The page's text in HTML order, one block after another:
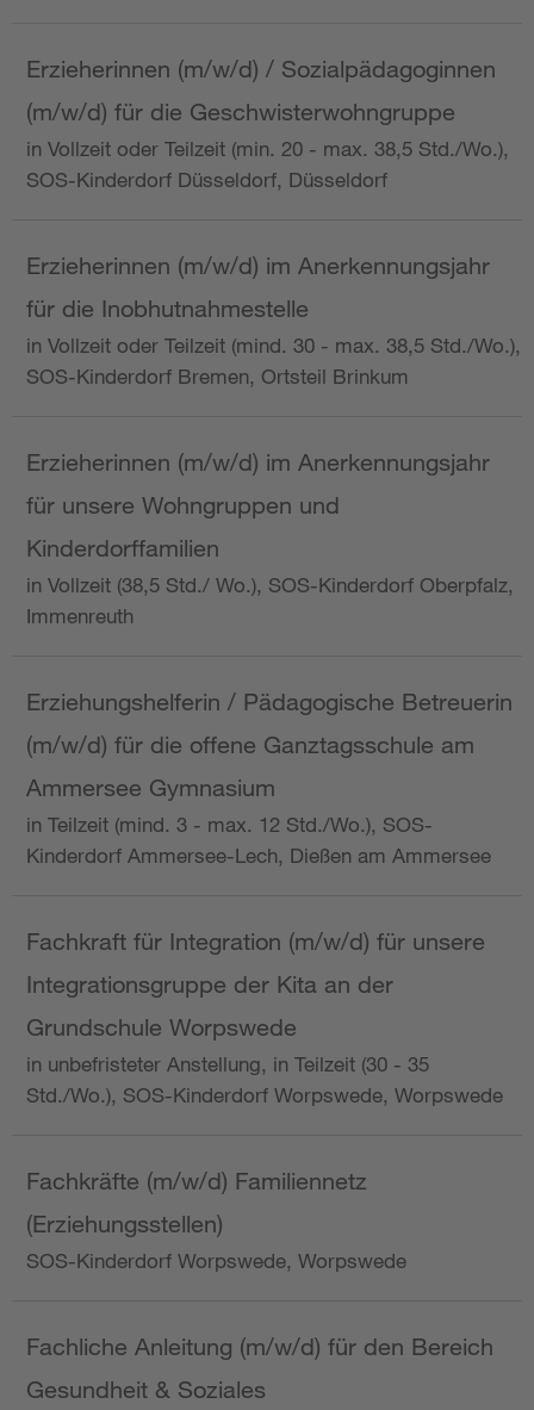
Erzieherinnen (m/w/d) / Sozialpädagoginnen
(m/w/d) für die Geschwisterwohngruppe
in Vollzeit oder Teilzeit (min. 20 - max. 38,5 Std./Wo.),
SOS-Kinderdorf Düsseldorf, Düsseldorf
Erzieherinnen (m/w/d) im Anerkennungsjahr
für die Inobhutnahmestelle
in Vollzeit oder Teilzeit (mind. 30 - max. 38,5 Std./Wo.),
SOS-Kinderdorf Bremen, Ortsteil Brinkum
Erzieherinnen (m/w/d) im Anerkennungsjahr
für unsere Wohngruppen und
Kinderdorffamilien
in Vollzeit (38,5 Std./ Wo.), SOS-Kinderdorf Oberpfalz,
Immenreuth
Erziehungshelferin / Pädagogische Betreuerin
(m/w/d) für die offene Ganztagsschule am
Ammersee Gymnasium
in Teilzeit (mind. 3 - max. 12 Std./Wo.), SOS-
Kinderdorf Ammersee-Lech, Dießen am Ammersee
Fachkraft für Integration (m/w/d) für unsere
Integrationsgruppe der Kita an der
Grundschule Worpswede
in unbefristeter Anstellung, in Teilzeit (30 - 35
Std./Wo.), SOS-Kinderdorf Worpswede, Worpswede
Fachkräfte (m/w/d) Familiennetz
(Erziehungsstellen)
SOS-Kinderdorf Worpswede, Worpswede
Fachliche Anleitung (m/w/d) für den Bereich
Gesundheit & Soziales